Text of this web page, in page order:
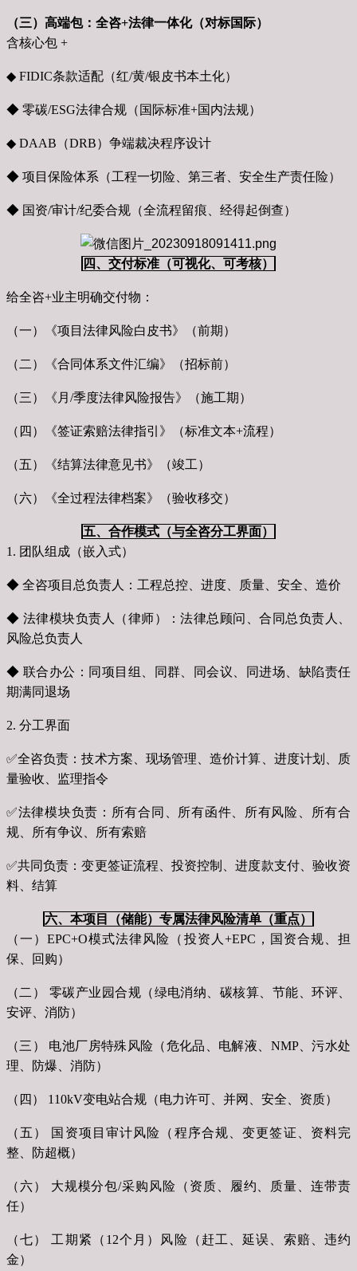
（三）高端包：全咨+法律一体化（对标国际）
含核心包 +
◆ FIDIC条款适配（红/黄/银皮书本土化）
◆ 零碳/ESG法律合规（国际标准+国内法规）
◆ DAAB（DRB）争端裁决程序设计
◆ 项目保险体系（工程一切险、第三者、安全生产责任险）
◆ 国资/审计/纪委合规（全流程留痕、经得起倒查）
四、交付标准（可视化、可考核）
给全咨+业主明确交付物：
（一）《项目法律风险白皮书》（前期）
（二）《合同体系文件汇编》（招标前）
（三）《月/季度法律风险报告》（施工期）
（四）《签证索赔法律指引》（标准文本+流程）
（五）《结算法律意见书》（竣工）
（六）《全过程法律档案》（验收移交）
五、合作模式（与全咨分工界面）
1. 团队组成（嵌入式）
◆ 全咨项目总负责人：工程总控、进度、质量、安全、造价
◆ 法律模块负责人（律师）：法律总顾问、合同总负责人、
风险总负责人
◆ 联合办公：同项目组、同群、同会议、同进场、缺陷责任
期满同退场
2. 分工界面
✅全咨负责：技术方案、现场管理、造价计算、进度计划、质
量验收、监理指令
✅法律模块负责：所有合同、所有函件、所有风险、所有合
规、所有争议、所有索赔
✅共同负责：变更签证流程、投资控制、进度款支付、验收资
料、结算
六、本项目（储能）专属法律风险清单（重点）
（一）EPC+O模式法律风险（投资人+EPC，国资合规、担
保、回购）
（二） 零碳产业园合规（绿电消纳、碳核算、节能、环评、
安评、消防）
（三） 电池厂房特殊风险（危化品、电解液、NMP、污水处
理、防爆、消防）
（四） 110kV变电站合规（电力许可、并网、安全、资质）
（五） 国资项目审计风险（程序合规、变更签证、资料完
整、防超概）
（六） 大规模分包/采购风险（资质、履约、质量、连带责
任）
（七） 工期紧（12个月）风险（赶工、延误、索赔、违约
金）